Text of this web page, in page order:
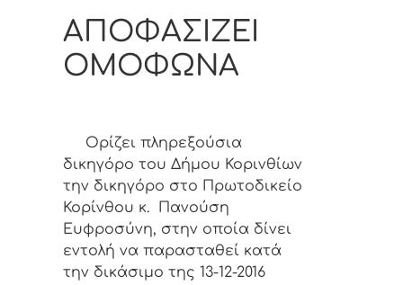
ΑΠΟΦΑΣΙΖΕΙ
ΟΜΟΦΩΝΑ
Ορίζει πληρεξούσια
δικηγόρο του Δήμου Κορινθίων
την δικηγόρο στο Πρωτοδικείο
Κορίνθου κ. Πανούση
Ευφροσύνη, στην οποία δίνει
εντολή να παρασταθεί κατά
την δικάσιμο της 13-12-2016